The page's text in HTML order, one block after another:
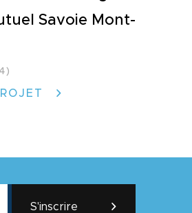
Savoie Mont-
S'inscrire